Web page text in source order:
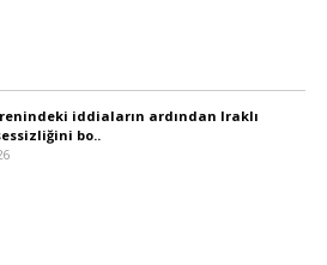
iddiaların ardından Iraklı
bo..